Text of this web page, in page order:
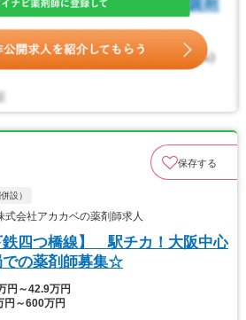
保存する
設）
会社アカカベの薬剤師求人
鉄四つ橋線】 駅チカ！大阪中心
での薬剤師募集☆
円～42.9万円
円～600万円